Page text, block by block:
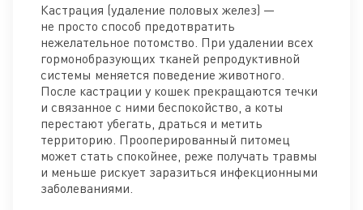
Кастрация (удаление половых желез) —
не просто способ предотвратить
нежелательное потомство. При удалении всех
гормонобразующих тканей репродуктивной
системы меняется поведение животного.
После кастрации у кошек прекращаются течки
и связанное с ними беспокойство, а коты
перестают убегать, драться и метить
территорию. Прооперированный питомец
может стать спокойнее, реже получать травмы
и меньше рискует заразиться инфекционными
заболеваниями.